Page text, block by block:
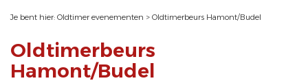
Je bent hier: Oldtimer evenementen > Oldtimerbeurs Hamont/Budel
Oldtimerbeurs
Hamont/Budel